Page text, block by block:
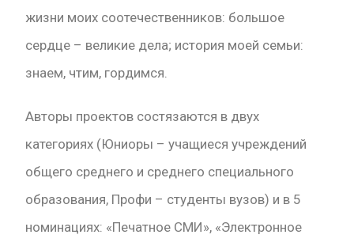
жизни моих соотечественников: большое
сердце – великие дела; история моей семьи:
знаем, чтим, гордимся.
Авторы проектов состязаются в двух
категориях (Юниоры – учащиеся учреждений
общего среднего и среднего специального
образования, Профи – студенты вузов) и в 5
номинациях: «Печатное СМИ», «Электронное